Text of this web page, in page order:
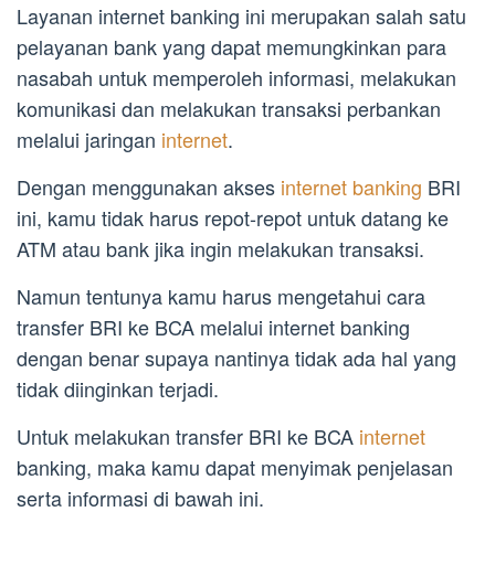
Layanan internet banking ini merupakan salah satu
pelayanan bank yang dapat memungkinkan para
nasabah untuk memperoleh informasi, melakukan
komunikasi dan melakukan transaksi perbankan
melalui jaringan internet.
Dengan menggunakan akses internet banking BRI
ini, kamu tidak harus repot-repot untuk datang ke
ATM atau bank jika ingin melakukan transaksi.
Namun tentunya kamu harus mengetahui cara
transfer BRI ke BCA melalui internet banking
dengan benar supaya nantinya tidak ada hal yang
tidak diinginkan terjadi.
Untuk melakukan transfer BRI ke BCA internet
banking, maka kamu dapat menyimak penjelasan
serta informasi di bawah ini.